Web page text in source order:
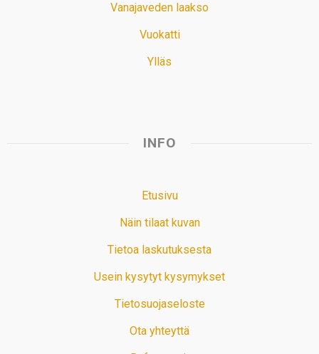
Vanajaveden laakso
Vuokatti
Ylläs
INFO
Etusivu
Näin tilaat kuvan
Tietoa laskutuksesta
Usein kysytyt kysymykset
Tietosuojaseloste
Ota yhteyttä